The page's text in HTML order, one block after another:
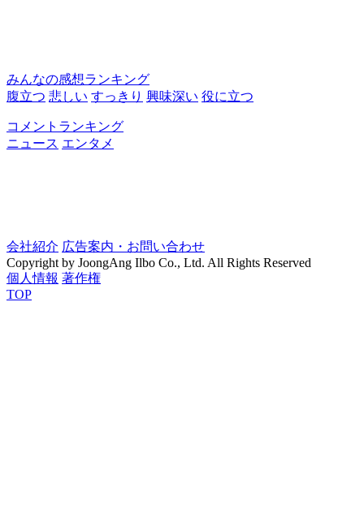
みんなの感想ランキング
腹立つ 悲しい すっきり 興味深い 役に立つ
コメントランキング
ニュース エンタメ
会社紹介 広告案内・お問い合わせ
Copyright by JoongAng Ilbo Co., Ltd. All Rights Reserved
個人情報 著作権
TOP